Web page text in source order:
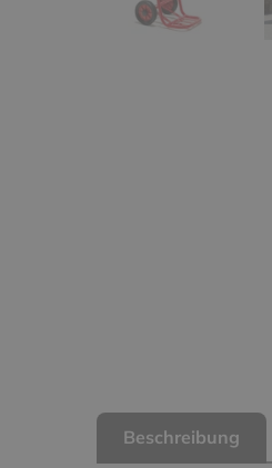
Beschreibung